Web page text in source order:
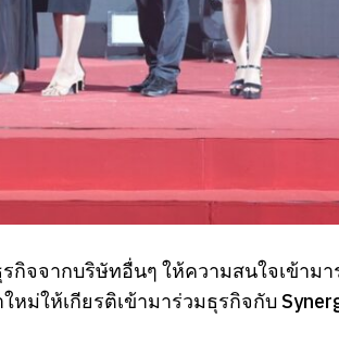
จจากบริษัทอื่นๆ ให้ความสนใจเข้ามา
ม่ให้เกียรติเข้ามาร่วมธุรกิจกับ